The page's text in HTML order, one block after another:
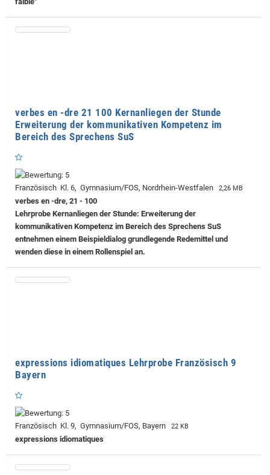
verbes en -dre 21 100 Kernanliegen der Stunde
Erweiterung der kommunikativen Kompetenz im
Bereich des Sprechens SuS
Französisch Kl. 6, Gymnasium/FOS, Nordrhein-Westfalen 2,26 MB
verbes en -dre, 21 - 100
Lehrprobe Kernanliegen der Stunde: Erweiterung der
kommunikativen Kompetenz im Bereich des Sprechens SuS
entnehmen einem Beispieldialog grundlegende Redemittel und
wenden diese in einem Rollenspiel an.
expressions idiomatiques Lehrprobe Französisch 9
Bayern
Französisch Kl. 9, Gymnasium/FOS, Bayern 22 KB
expressions idiomatiques